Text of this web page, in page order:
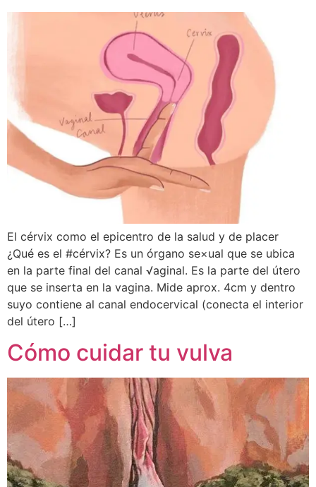
El cérvix como el epicentro de la salud y de placer
¿Qué es el #cérvix? Es un órgano se×ual que se ubica
en la parte final del canal √aginal. Es la parte del útero
que se inserta en la vagina. Mide aprox. 4cm y dentro
suyo contiene al canal endocervical (conecta el interior
del útero […]
Cómo cuidar tu vulva